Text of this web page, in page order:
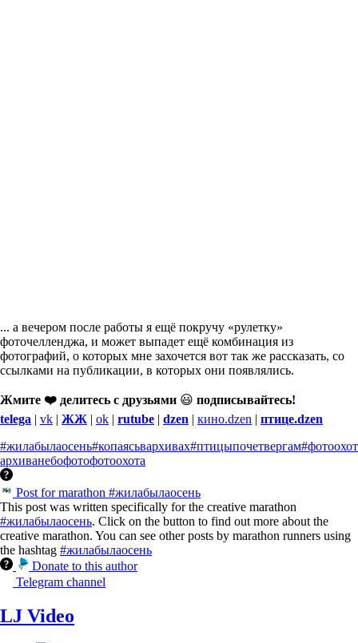
... а вечером после работы я ещё покручу «рулетку»
фоточелленджа, и может выпадет ещё комбинация из
фотографий, о которых мне захочется вот так же рассказать, со
ссылками на публикации, в которых они появлялись.
Жмите ❤️ делитесь с друзьями 😃 подписывайтесь!
telega | vk | ЖЖ | ok | rutube | dzen | кино.dzen | птице.dzen
#жилабылаосень#копаясьвархивах#птицыпочетвергам
архиванебофотофотоохота
Post for marathon #жилабылаосень
This post was written specifically for the creative marathon
#жилабылаосень. Click on the button to find out more about the
creative marathon. You can see other posts by marathon runners using
the hashtag #жилабылаосень
Donate to this author
Telegram channel
LJ Video